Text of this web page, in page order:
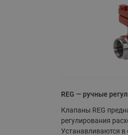
REG — ручные
Клапаны REG
регулирования
Устанавливаются в